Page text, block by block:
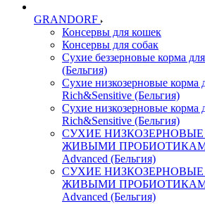
GRANDORF
Консервы для кошек
Консервы для собак
Сухие беззерновые корма
(Бельгия)
Сухие низкозерновые корма
Rich&Sensitive (Бельгия)
Сухие низкозерновые корма
Rich&Sensitive (Бельгия)
СУХИЕ
ЖИВЫМИ
Advanced (Бельгия)
СУХИЕ
ЖИВЫМИ
Advanced (Бельгия)